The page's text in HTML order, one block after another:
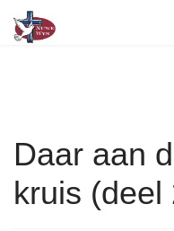
Daar aan
kruis (deel